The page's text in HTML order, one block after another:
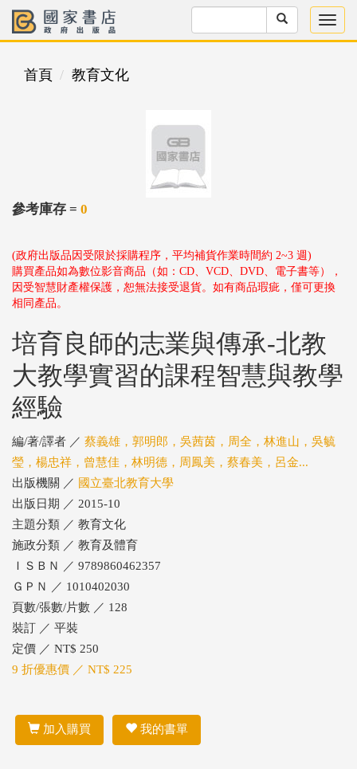
首頁 教育文化
參考庫存 = 0
(政府出版品因受限於採購程序，平均補貨作業時間約 2~3 週)
購買產品如為數位影音商品（如：CD、VCD、DVD、電子書等），
因受智慧財產權保護，恕無法接受退貨。如有商品瑕疵，僅可更換
相同產品。
培育良師的志業與傳承-北教
大教學實習的課程智慧與教學
經驗
編/著/譯者 ／ 蔡義雄，郭明郎，吳茜茵，周全，林進山，吳毓
瑩，楊忠祥，曾慧佳，林明德，周鳳美，蔡春美，呂金...
出版機關 ／ 國立臺北教育大學
出版日期 ／ 2015-10
主題分類 ／ 教育文化
施政分類 ／ 教育及體育
ＩＳＢＮ ／ 9789860462357
ＧＰＮ ／ 1010402030
頁數/張數/片數 ／ 128
裝訂 ／ 平裝
定價 ／ NT$ 250
9 折優惠價 ／ NT$ 225
加入購買 我的書單